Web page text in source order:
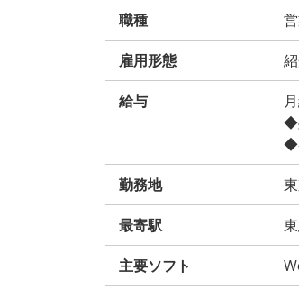
職種
雇用形態
給与
◆
◆
勤務地
最寄駅
主要ソフト